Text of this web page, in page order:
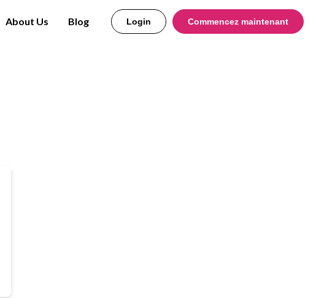
About Us Blog Login Commencez maintenant